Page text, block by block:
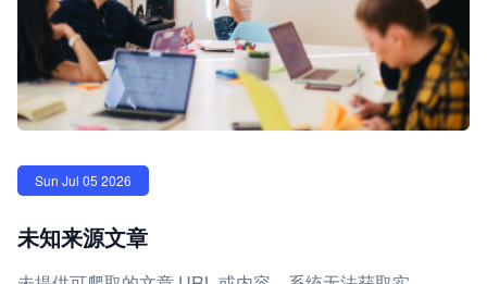
Sun Jul 05 2026
未知来源文章